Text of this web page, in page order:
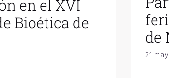
en el XVI
Bioética de
de
21